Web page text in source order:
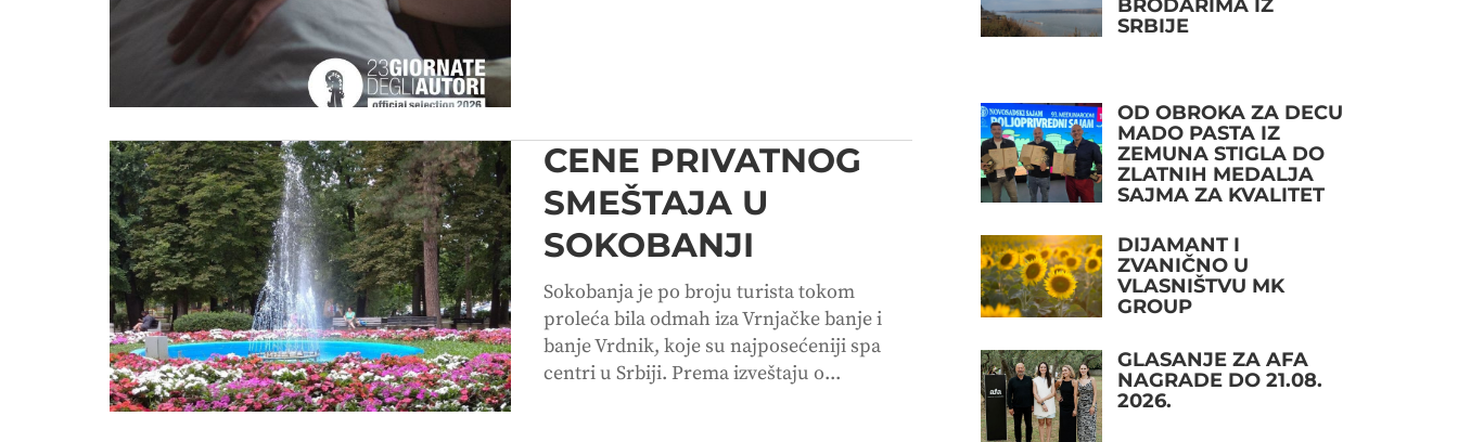
CENE PRIVATNOG
SMEŠTAJA U
SOKOBANJI
Sokobanja je po broju turista tokom
proleća bila odmah iza Vrnjačke banje i
banje Vrdnik, koje su najposećeniji spa
centri u Srbiji. Prema izveštaju o...
BRODARIMA IZ
SRBIJE
OD OBROKA ZA DECU
MADO PASTA IZ
ZEMUNA STIGLA DO
ZLATNIH MEDALJA
SAJMA ZA KVALITET
DIJAMANT I
ZVANIČNO U
VLASNIŠTVU MK
GROUP
GLASANJE ZA AFA
NAGRADE DO 21.08.
2026.